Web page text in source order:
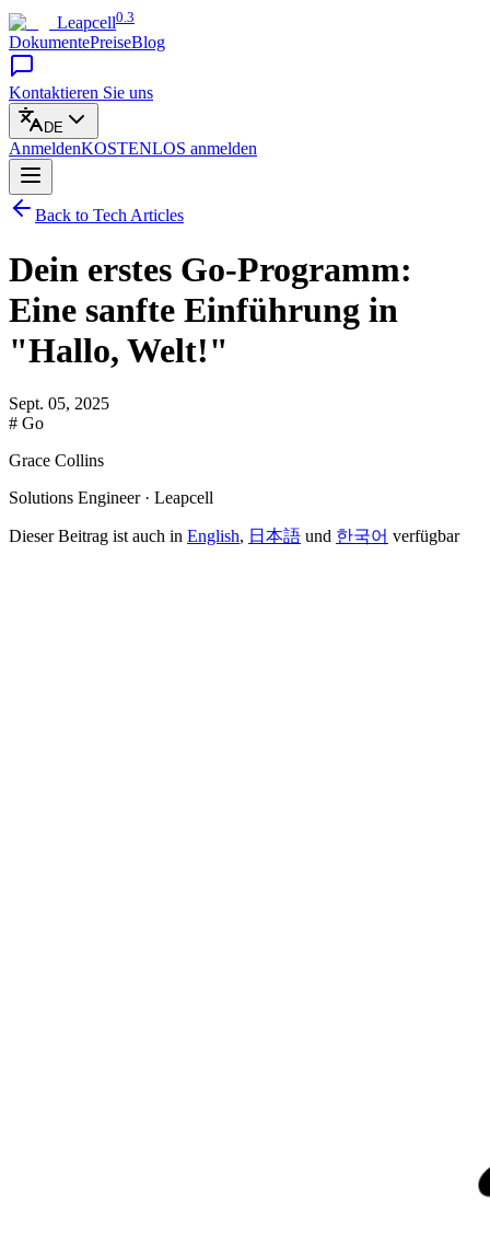
Leapcell0.3
DokumentePreiseBlog
Kontaktieren Sie uns
DE
AnmeldenKOSTENLOS anmelden
Back to Tech Articles
Dein erstes Go-Programm:
Eine sanfte Einführung in
"Hallo, Welt!"
Sept. 05, 2025
# Go
Grace Collins
Solutions Engineer · Leapcell
Dieser Beitrag ist auch in English, 日本語 und 한국어 verfügbar